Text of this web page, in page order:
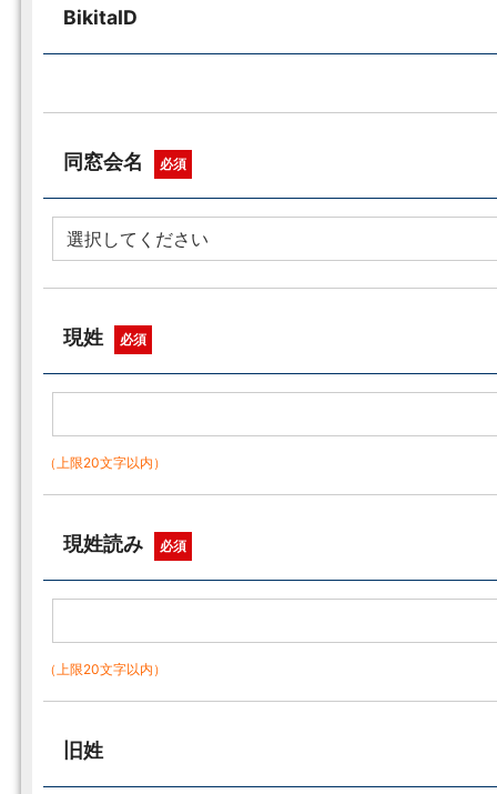
BikitaID
同窓会名 必須
現姓 必須
（上限20文字以内）
現姓読み 必須
（上限20文字以内）
旧姓